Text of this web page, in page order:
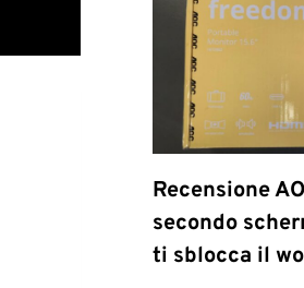
Recensione
secondo
ti sblocca il